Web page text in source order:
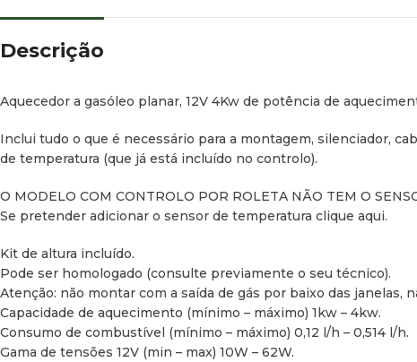
Descrição
Aquecedor a gasóleo planar, 12V 4Kw de potência de
Inclui tudo o que é necessário para a montagem, silenciador,
de temperatura (que já está incluído no controlo).
O MODELO COM CONTROLO POR ROLETA NÃO TEM O
Se pretender adicionar o sensor de temperatura clique aqui.
Kit de altura incluído.
Pode ser homologado (consulte previamente o seu técnico).
Atenção: não montar com a saída de gás por baixo das janelas,
Capacidade de aquecimento (mínimo – máximo) 1kw – 4kw.
Consumo de combustível (mínimo – máximo) 0,12 l/h – 0,514 l/h.
Gama de tensões 12V (min – max) 10W – 62W.